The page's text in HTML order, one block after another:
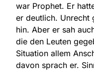
war Prophet. Er
er deutlich. Unrecht
hin. Aber er sah
die den Leuten
Situation allem
davon sprach er.